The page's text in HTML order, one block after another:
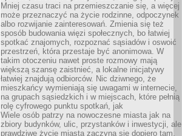
Mniej czasu traci na przemieszczanie się, a więcej
może przeznaczyć na życie rodzinne, odpoczynek
albo rozwijanie zainteresowań. Zmienia się też
sposób budowania więzi społecznych, bo łatwiej
spotkać znajomych, rozpoznać sąsiadów i oswoić
przestrzeń, która przestaje być anonimowa. W
takim otoczeniu nawet proste rozmowy mają
większą szansę zaistnieć, a lokalne inicjatywy
łatwiej znajdują odbiorców. Nic dziwnego, że
mieszkańcy wymieniają się uwagami w internecie,
na grupach sąsiedzkich i w miejscach, które pełnią
rolę cyfrowego punktu spotkań, jak
Wiele osób patrzy na nowoczesne miasta jak na
zbiory budynków, ulic, przystanków i inwestycji, ale
prawdziwe życie miasta zaczyna się dopiero tam,